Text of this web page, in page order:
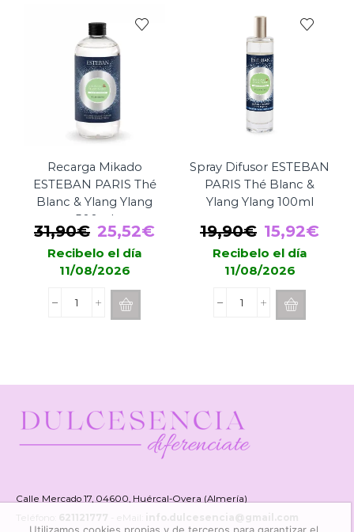
Noir
100ml
cantidad
Thé
&
Ylang
Ylang
250ml
cantidad
Recarga Mikado
ESTEBAN PARIS Thé
Blanc & Ylang Ylang
500ml
31,90€ El
precio
original
era:
31,90€.
25,52€El
Recibelo el día
11/08/2026
Recarga
Mikado
Blanc
Ylang
Ylang
500ml
Spray Difusor ESTEBAN
PARIS Thé Blanc &
Ylang Ylang 100ml
19,90€ El
precio
original
era:
19,90€.
15,92€El
Recibelo el día
11/08/2026
Spray
Difusor
Blanc
Ylang
100ml
Calle Mercado 17, 04600, Huércal-Overa (Almería)
Teléfono: 621121777 info.dulcesencia@gmail.com